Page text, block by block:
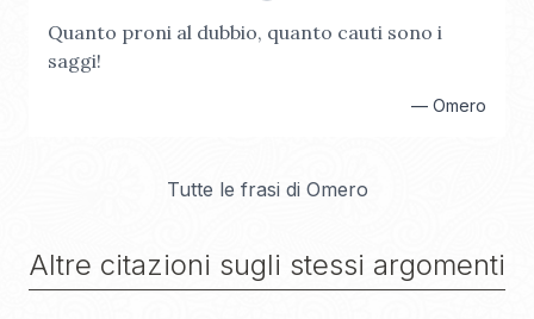
Quanto proni al dubbio, quanto cauti sono i
saggi!
— Omero
Tutte le frasi di Omero
Altre citazioni sugli stessi argomenti